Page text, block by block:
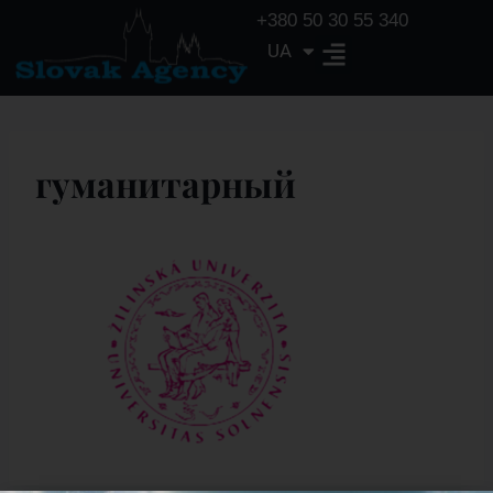
+380 50 30 55 340
UA
EN
гуманитарный